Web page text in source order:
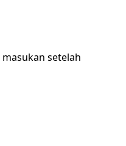
setelah